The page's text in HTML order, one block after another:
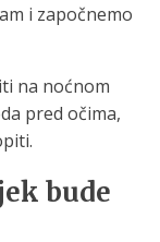
i započnemo
na noćnom
pred očima,
bude